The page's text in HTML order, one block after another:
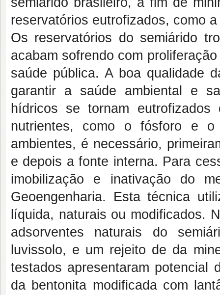
reservatórios eutrofizados, como
Os reservatórios do semiárido
acabam sofrendo com
saúde pública. A boa qualidade
garantir a saúde ambiental e
hídricos se tornam
nutrientes, como o fósforo e o
ambientes, é necessário,
e depois a fonte interna. Para
imobilização e inativação do
Geoengenharia. Esta técnica
líquida, naturais ou modificados.
adsorventes naturais do
luvissolo, e um rejeito de da
testados apresentaram potencial
da bentonita modificada com